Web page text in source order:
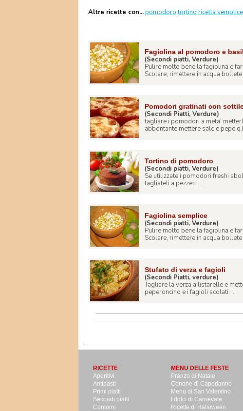
Altre ricette con...pomodoro tortino ricetta semplice
Fagiolina al pomodoro e
(Secondi piatti, Verdure)
Pulire molto bene la fagiolina e
Scolare, rimettere in acqua bollete
Pomodori gratinati con
(Secondi Piatti, Verdure)
tagliare i pomodori a meta'
abbontante mettere sale e pepe
Tortino di pomodoro
(Secondi piatti, Verdure)
Se utilizzate i pomodori freshi
tagliateli a pezzetti. ...
Fagiolina semplice
(Secondi piatti, Verdure)
Pulire molto bene la fagiolina e
Scolare, rimettere in acqua bollete
Stufato di verza e fagioli
(Secondi Piatti, verdure)
Tagliare la verza a listarelle e
peperoncino e i fagioli scolati. ...
RICETTE
Aperitivi
Antipasti
Primi piatti
Secondi piatti
Contorni
MENU DELLE FESTE
Pranzo di Natale
Cenone di Capodanno
Menu di San Valentino
I dolci di Carnevale
Ricette di Halloween